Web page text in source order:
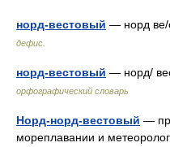
норд-вестовый — норд
дефис.
норд-вестовый — норд/
орфографический словарь
Норд-норд-вестовый —
мореплавании и